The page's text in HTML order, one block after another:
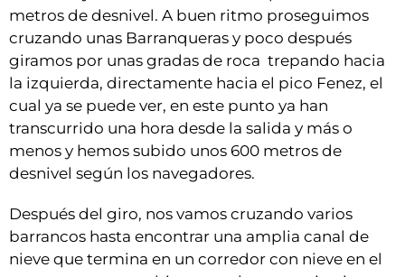
metros de desnivel. A buen ritmo proseguimos
cruzando unas Barranqueras y poco después
giramos por unas gradas de roca trepando hacia
la izquierda, directamente hacia el pico Fenez, el
cual ya se puede ver, en este punto ya han
transcurrido una hora desde la salida y más o
menos y hemos subido unos 600 metros de
desnivel según los navegadores.
Después del giro, nos vamos cruzando varios
barrancos hasta encontrar una amplia canal de
nieve que termina en un corredor con nieve en el